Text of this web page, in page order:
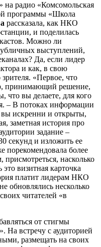
радио «Комсомольская
программы «Школа
рассказала, как НКО
и поделилась
Можно ли
выступлений,
Да, если лидер
и как, в свою
«Первое, что
принимающий решение,
что вы делаете, для кого
– В потоках информации
вы искренни и открыты,
заметная история про
задание –
секунд и изложить ее
порекомендовала более
присмотреться, насколько
визитная карточка
платит лидерам НКО
обновлялись несколько
читателей «в
от стигмы
На встречу с аудиторией
размещать на своих